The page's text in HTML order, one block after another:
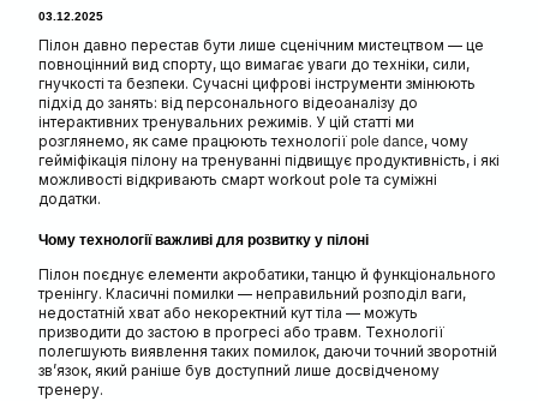
03.12.2025
Пілон давно перестав бути лише сценічним мистецтвом — це
повноцінний вид спорту, що вимагає уваги до техніки, сили,
гнучкості та безпеки. Сучасні цифрові інструменти змінюють
підхід до занять: від персонального відеоаналізу до
інтерактивних тренувальних режимів. У цій статті ми
розглянемо, як саме працюють технології pole dance, чому
гейміфікація пілону на тренуванні підвищує продуктивність, і які
можливості відкривають смарт workout pole та суміжні
додатки.
Чому технології важливі для розвитку у пілоні
Пілон поєднує елементи акробатики, танцю й функціонального
тренінгу. Класичні помилки — неправильний розподіл ваги,
недостатній хват або некоректний кут тіла — можуть
призводити до застою в прогресі або травм. Технології
полегшують виявлення таких помилок, даючи точний зворотній
зв’язок, який раніше був доступний лише досвідченому
тренеру.